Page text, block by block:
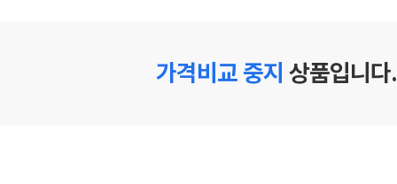
가격비교 중지 상품입니다.